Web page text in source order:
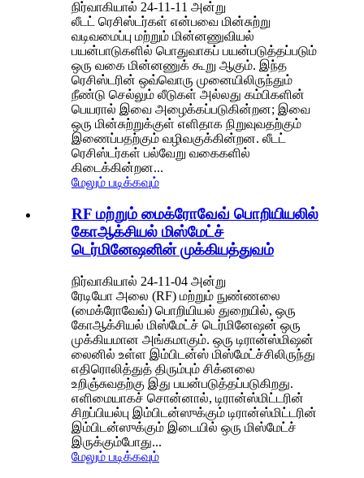
நிர்வாகியால் 24-11-11 அன்று
லீடட் ரெசிஸ்டர்கள் என்பவை மின்சுற்று
வடிவமைப்பு மற்றும் மின்னணுவியல்
பயன்பாடுகளில் பொதுவாகப் பயன்படுத்தப்படும்
ஒரு வகை மின்னணுக் கூறு ஆகும். இந்த
ரெசிஸ்டரின் ஒவ்வொரு முனையிலிருந்தும்
நீண்டு செல்லும் லீடுகள் அல்லது கம்பிகளின்
பெயரால் இவை அழைக்கப்படுகின்றன; இவை
ஒரு மின்சுற்றுக்குள் எளிதாக நிறுவுவதற்கும்
இணைப்பதற்கும் வழிவகுக்கின்றன. லீடட்
ரெசிஸ்டர்கள் பல்வேறு வகைகளில்
கிடைக்கின்றன...
மேலும் படிக்கவும்
RF மற்றும் மைக்ரோவேவ் பொறியியலில்
கோஆக்சியல் மிஸ்மேட்ச்
டெர்மினேஷனின் முக்கியத்துவம்
நிர்வாகியால் 24-11-04 அன்று
ரேடியோ அலை (RF) மற்றும் நுண்ணலை
(மைக்ரோவேவ்) பொறியியல் துறையில், ஒரு
கோஆக்சியல் மிஸ்மேட்ச் டெர்மினேஷன் ஒரு
முக்கியமான அங்கமாகும். ஒரு டிரான்ஸ்மிஷன்
லைனில் உள்ள இம்பிடன்ஸ் மிஸ்மேட்ச்சிலிருந்து
எதிரொலித்துத் திரும்பும் சிக்னலை
உறிஞ்சுவதற்கு இது பயன்படுத்தப்படுகிறது.
எளிமையாகச் சொன்னால், டிரான்ஸ்மிட்டரின்
சிறப்பியல்பு இம்பிடன்ஸுக்கும் டிரான்ஸ்மிட்டரின்
இம்பிடன்ஸுக்கும் இடையில் ஒரு மிஸ்மேட்ச்
இருக்கும்போது...
மேலும் படிக்கவும்